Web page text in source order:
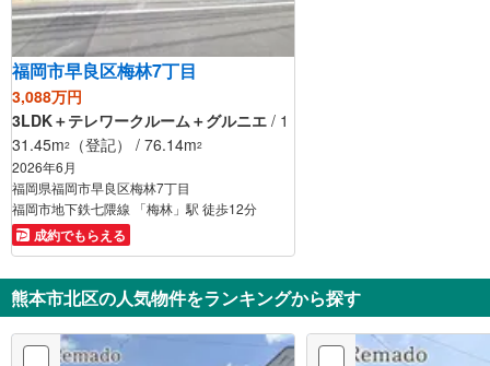
福岡市早良区梅林7丁目
3,088万円
3LDK＋テレワークルーム＋グルニエ / 1
31.45m2 （登記） / 76.14m2
2026年6月
福岡県福岡市早良区梅林7丁目
福岡市地下鉄七隈線 「梅林」駅 徒歩12分
成約でもらえる
熊本市北区の人気物件をランキングから探す